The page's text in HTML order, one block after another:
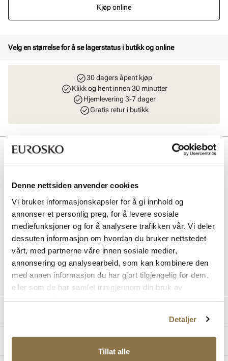
Denne nettsiden anvender cookies
Vi bruker informasjonskapsler for å gi innhold og
annonser et personlig preg, for å levere sosiale
mediefunksjoner og for å analysere trafikken vår. Vi deler
dessuten informasjon om hvordan du bruker nettstedet
vårt, med partnerne våre innen sosiale medier,
annonsering og analysearbeid, som kan kombinere den
med annen informasjon du har gjort tilgjengelig for dem,
eller som de har samlet inn gjennom din bruk av
Detaljer
Tillat alle
Kjøp online
Velg en størrelse for å se lagerstatus i butikk og online
30 dagers åpent kjøp
Klikk og hent innen 30 minutter
Hjemlevering 3-7 dager
Gratis retur i butikk
Beskrivelse
tåpartiet. Den tidløse designen kombinerer komfort med et sofistikert
stabilitet. Disse skoene er ideelle for både hverdagsbruk og mer
formelle anledninger, og tilfører et klassisk og moderne preg til
enhver garderobe. Med en behagelig passform og
kvalitetsmaterialer, vil disse loafersene raskt bli en favoritt i din
skosamling.
Art. nr33167005
Lev. art. nr26H1127
Merke